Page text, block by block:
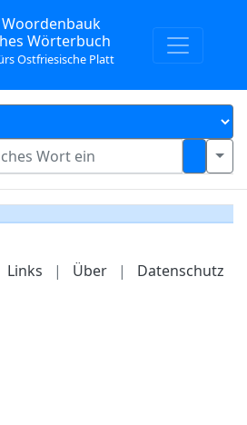
Wörterbuch
Ostfriesische Platt
Links | Über | Datenschutz